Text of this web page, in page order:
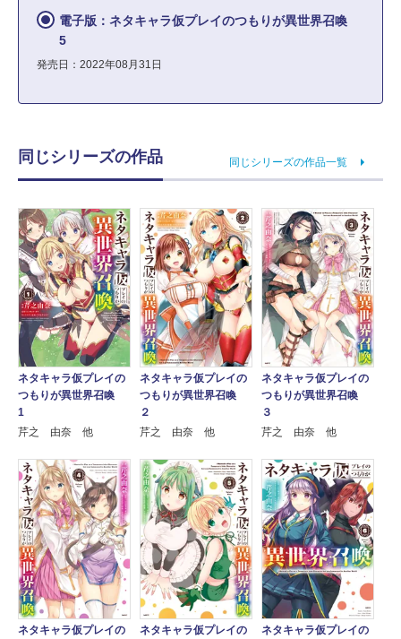
電子版：ネタキャラ仮プレイのつもりが異世界召喚
5
発売日：2022年08月31日
同じシリーズの作品 同じシリーズの作品一覧
ネタキャラ仮プレイの
つもりが異世界召喚
1
芹之 由奈 他
ネタキャラ仮プレイの
つもりが異世界召喚
２
芹之 由奈 他
ネタキャラ仮プレイの
つもりが異世界召喚
３
芹之 由奈 他
ネタキャラ仮プレイの
ネタキャラ仮プレイの
ネタキャラ仮プレイの